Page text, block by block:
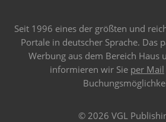
Seit 1996 eines der größten und
Portale in deutscher Sprache. Das
Werbung aus dem Bereich Haus
informieren wir Sie per Mail
© 2026 VGL